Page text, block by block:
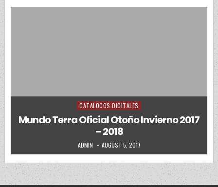
Posted in
CATALOGOS DIGITALES
Mundo Terra Oficial Otoño Invierno 2017
– 2018
AUTHOR:
ADMIN PUBLISHED DATE:
AUGUST 5, 2017